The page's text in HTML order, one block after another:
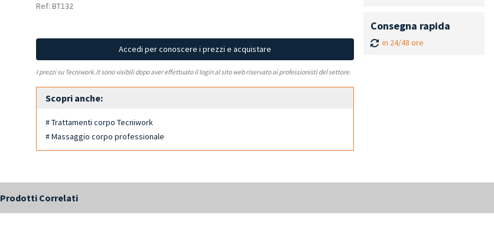
Ref: BT132
Accedi per conoscere i prezzi e acquistare
I prezzi su Tecniwork.it sono visibili dopo aver effettuato il login al sito web riservato ai professionisti del settore.
Scopri anche:
# Trattamenti corpo Tecniwork
# Massaggio corpo professionale
Consegna rapida
in 24/48 ore
Prodotti Correlati